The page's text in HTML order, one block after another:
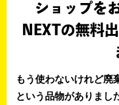
ショップを
NEXTの無料
もう使わないけれど
という品物がありまし